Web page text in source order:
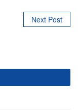
Next Post